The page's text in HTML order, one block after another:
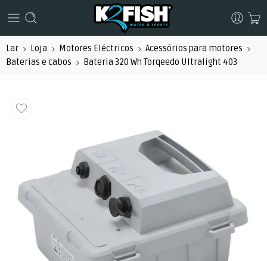
Lar Loja Motores Eléctricos
Acessórios para motores
Baterias e cabos
Bateria 320 Wh Torqeedo Ultralight 403